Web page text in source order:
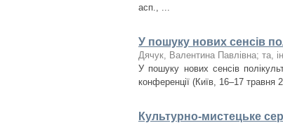
асп., ...
У пошуку нових сенсів
Дячук, Валентина Павлівна; та,
У пошуку нових сенсів
конференції (Київ, 16–17
Культурно-мистецьке